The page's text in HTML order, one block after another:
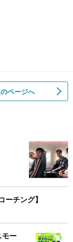
ページへ
チング】
モー